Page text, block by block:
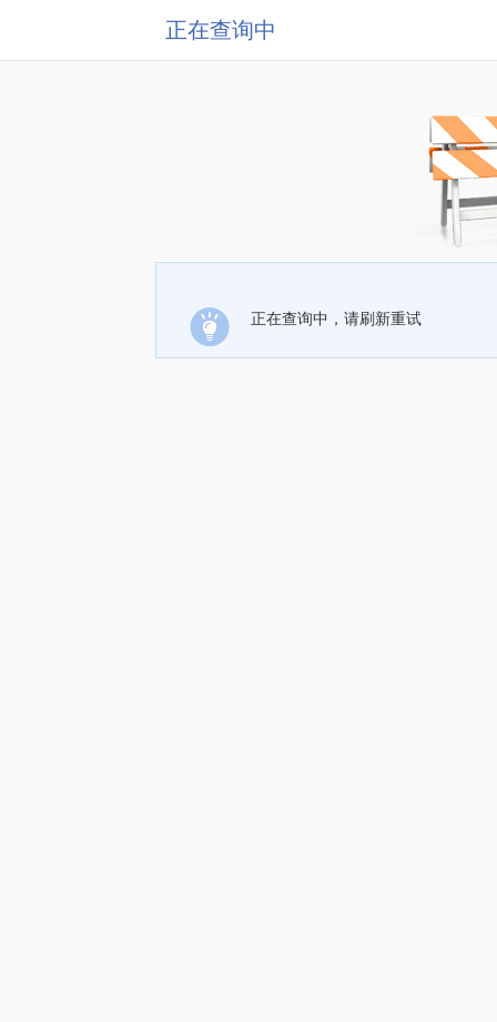
正在查询中
正在查询中，请刷新重试